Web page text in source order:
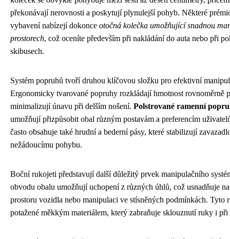
překonávají nerovnosti a poskytují plynulejší pohyb. Některé
vybavení nabízejí dokonce otočná kolečka umožňující snadnou
prostorech, což oceníte především při nakládání do auta nebo při
skibusech.
Systém popruhů tvoří druhou klíčovou složku pro efektivní
Ergonomicky tvarované popruhy rozkládají hmotnost rovnoměrně
minimalizují únavu při delším nošení. Polstrované ramenní
umožňují přizpůsobit obal různým postavám a preferencím
často obsahuje také hrudní a bederní pásy, které stabilizují
nežádoucímu pohybu.
Boční rukojeti představují další důležitý prvek manipulačního
obvodu obalu umožňují uchopení z různých úhlů, což usnadňuje
prostoru vozidla nebo manipulaci ve stísněných podmínkách. Tyto
potažené měkkým materiálem, který zabraňuje sklouznutí ruky i